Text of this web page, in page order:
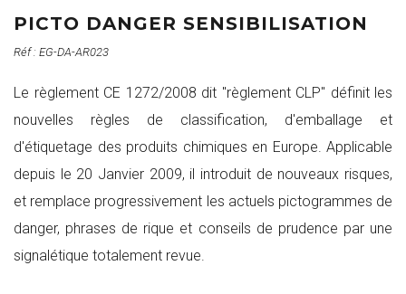
PICTO DANGER SENSIBILISATION
Réf : EG-DA-AR023
Le règlement CE 1272/2008 dit "règlement CLP" définit les
nouvelles règles de classification, d'emballage et
d'étiquetage des produits chimiques en Europe. Applicable
depuis le 20 Janvier 2009, il introduit de nouveaux risques,
et remplace progressivement les actuels pictogrammes de
danger, phrases de rique et conseils de prudence par une
signalétique totalement revue.